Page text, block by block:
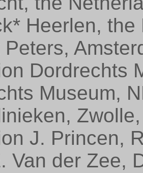
Heerlen, the
Peters,
Dordrechts
Museum,
J. Princen,
Van der Zee,